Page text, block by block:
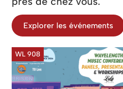
Explorer les événements
WL 908